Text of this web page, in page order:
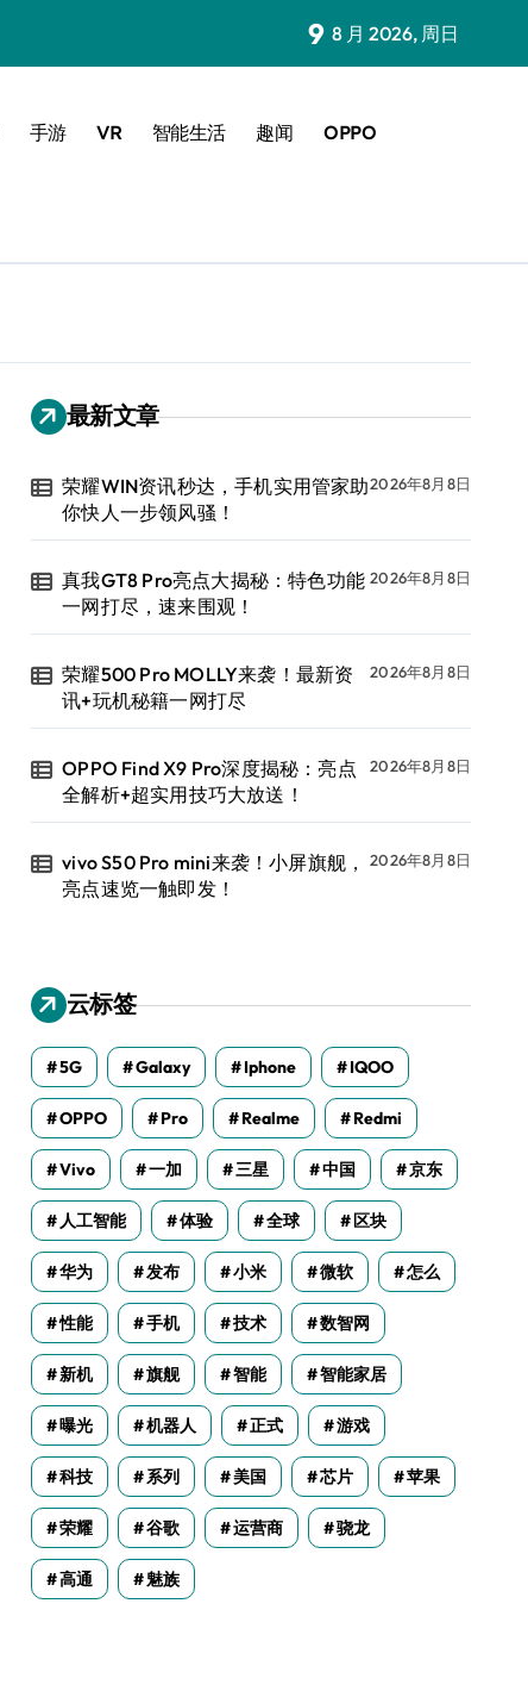
9 8 月 2026, 周日
手游 VR 智能生活 趣闻 OPPO
最新文章
荣耀WIN资讯秒达，手机实用管家助
你快人一步领风骚！
2026年8月8日
真我GT8 Pro亮点大揭秘：特色功能
一网打尽，速来围观！
2026年8月8日
荣耀500 Pro MOLLY来袭！最新资
讯+玩机秘籍一网打尽
2026年8月8日
OPPO Find X9 Pro深度揭秘：亮点
全解析+超实用技巧大放送！
2026年8月8日
vivo S50 Pro mini来袭！小屏旗舰，
亮点速览一触即发！
2026年8月8日
云标签
5G Galaxy Iphone IQOO
OPPO Pro Realme Redmi
Vivo 一加 三星 中国 京东
人工智能 体验 全球 区块
华为 发布 小米 微软 怎么
性能 手机 技术 数智网
新机 旗舰 智能 智能家居
曝光 机器人 正式 游戏
科技 系列 美国 芯片 苹果
荣耀 谷歌 运营商 骁龙
高通 魅族